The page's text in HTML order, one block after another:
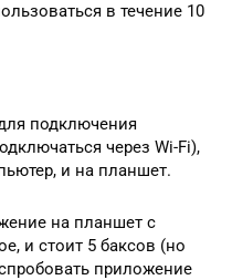
в течение 10
подключения
через Wi-Fi),
и на планшет.
на планшет с
и стоит 5 баксов (но
приложение